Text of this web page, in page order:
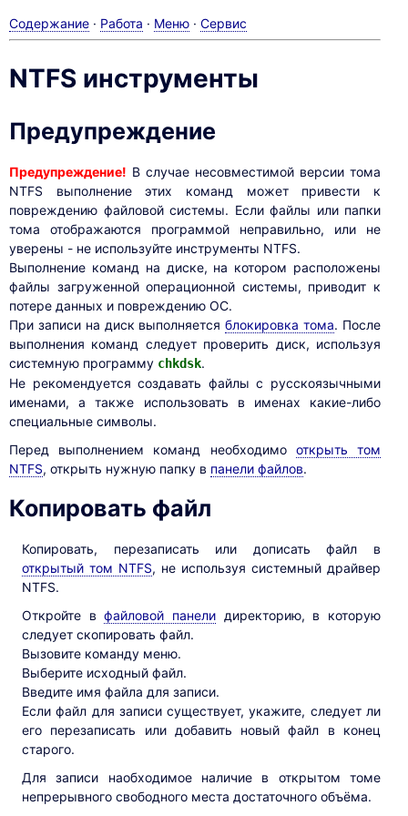
Содержание · Работа · Меню · Сервис
NTFS инструменты
Предупреждение
Предупреждение! В случае несовместимой версии тома
NTFS выполнение этих команд может привести к
повреждению файловой системы. Если файлы или папки
тома отображаются программой неправильно, или не
уверены - не используйте инструменты NTFS.
Выполнение команд на диске, на котором расположены
файлы загруженной операционной системы, приводит к
потере данных и повреждению ОС.
При записи на диск выполняетсяблокировка тома. После
выполнения команд следует проверить диск, используя
системную программу chkdsk.
Не рекомендуется создавать файлы с русскоязычными
именами, а также использовать в именах какие-либо
специальные символы.
Перед выполнением команд необходимо открыть том
NTFS, открыть нужную папку в панели файлов.
Копировать файл
Копировать, перезаписать или дописать файл в
открытый том NTFS, не используя системный драйвер
NTFS.
Откройте вфайловой панели директорию, в которую
следует скопировать файл.
Вызовите команду меню.
Выберите исходный файл.
Введите имя файла для записи.
Если файл для записи существует, укажите, следует ли
его перезаписать или добавить новый файл в конец
старого.
Для записи наобходимое наличие в открытом томе
непрерывного свободного места достаточного объёма.